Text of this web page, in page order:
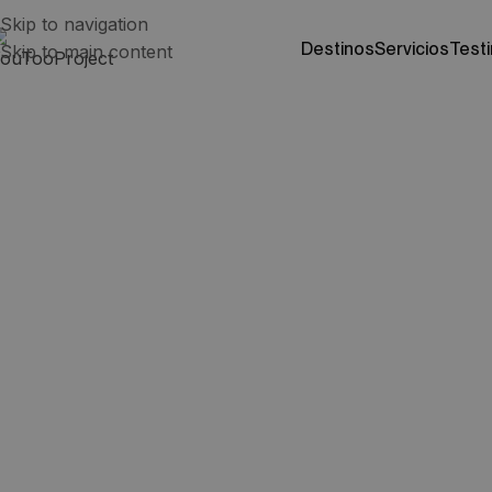
Skip to navigation
Skip to main content
destinos servicios